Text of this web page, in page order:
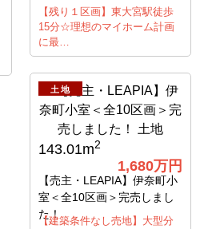
【残り１区画】東大宮駅徒歩
15分☆理想のマイホーム計画
に最…
土地
143.01m2
1,680万円
【売主・LEAPIA】伊奈町小
室＜全10区画＞完売しまし
た！
【建築条件なし売地】大型分